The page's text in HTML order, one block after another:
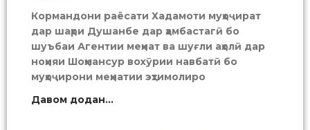
Кормандони раёсати Хадамоти муҳоҷират
дар шаҳри Душанбе дар ҳамбастагӣ бо
шуъбаи Агентии меҳнат ва шуғли аҳолӣ дар
ноҳияи Шоҳмансур вохӯрии навбатӣ бо
муҳоҷирони меҳнатии эҳтимолиро
Давом додан...